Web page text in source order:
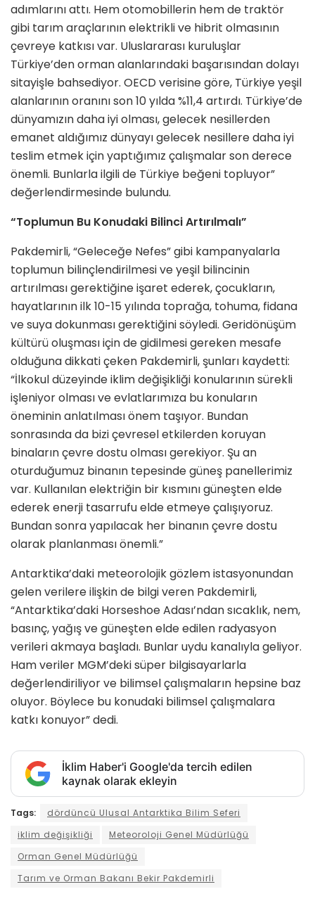
adımlarını attı. Hem otomobillerin hem de traktör
gibi tarım araçlarının elektrikli ve hibrit olmasının
çevreye katkısı var. Uluslararası kuruluşlar
Türkiye’den orman alanlarındaki başarısından dolayı
sitayişle bahsediyor. OECD verisine göre, Türkiye yeşil
alanlarının oranını son 10 yılda %11,4 artırdı. Türkiye’de
dünyamızın daha iyi olması, gelecek nesillerden
emanet aldığımız dünyayı gelecek nesillere daha iyi
teslim etmek için yaptığımız çalışmalar son derece
önemli. Bunlarla ilgili de Türkiye beğeni topluyor”
değerlendirmesinde bulundu.
“Toplumun Bu Konudaki Bilinci Artırılmalı”
Pakdemirli, “Geleceğe Nefes” gibi kampanyalarla
toplumun bilinçlendirilmesi ve yeşil bilincinin
artırılması gerektiğine işaret ederek, çocukların,
hayatlarının ilk 10-15 yılında toprağa, tohuma, fidana
ve suya dokunması gerektiğini söyledi. Geridönüşüm
kültürü oluşması için de gidilmesi gereken mesafe
olduğuna dikkati çeken Pakdemirli, şunları kaydetti:
“İlkokul düzeyinde iklim değişikliği konularının sürekli
işleniyor olması ve evlatlarımıza bu konuların
öneminin anlatılması önem taşıyor. Bundan
sonrasında da bizi çevresel etkilerden koruyan
binaların çevre dostu olması gerekiyor. Şu an
oturduğumuz binanın tepesinde güneş panellerimiz
var. Kullanılan elektriğin bir kısmını güneşten elde
ederek enerji tasarrufu elde etmeye çalışıyoruz.
Bundan sonra yapılacak her binanın çevre dostu
olarak planlanması önemli.”
Antarktika’daki meteorolojik gözlem istasyonundan
gelen verilere ilişkin de bilgi veren Pakdemirli,
“Antarktika’daki Horseshoe Adası’ndan sıcaklık, nem,
basınç, yağış ve güneşten elde edilen radyasyon
verileri akmaya başladı. Bunlar uydu kanalıyla geliyor.
Ham veriler MGM’deki süper bilgisayarlarla
değerlendiriliyor ve bilimsel çalışmaların hepsine baz
oluyor. Böylece bu konudaki bilimsel çalışmalara
katkı konuyor” dedi.
İklim Haber'i Google'da tercih edilen
kaynak olarak ekleyin
Tags:
dördüncü Ulusal Antarktika Bilim Seferi
iklim değişikliği
Meteoroloji Genel Müdürlüğü
Orman Genel Müdürlüğü
Tarım ve Orman Bakanı Bekir Pakdemirli